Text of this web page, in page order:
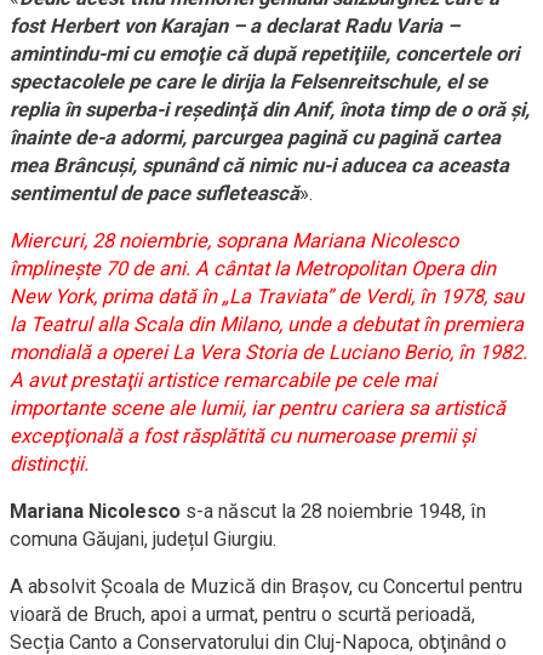
fost Herbert von Karajan – a declarat Radu Varia –
amintindu-mi cu emoţie că după repetiţiile, concertele ori
spectacolele pe care le dirija la Felsenreitschule, el se
replia în superba-i reşedinţă din Anif, înota timp de o oră şi,
înainte de-a adormi, parcurgea pagină cu pagină cartea
mea Brâncuşi, spunând că nimic nu-i aducea ca aceasta
sentimentul de pace sufletească».
Miercuri, 28 noiembrie, soprana Mariana Nicolesco
împlineşte 70 de ani. A cântat la Metropolitan Opera din
New York, prima dată în „La Traviata” de Verdi, în 1978, sau
la Teatrul alla Scala din Milano, unde a debutat în premiera
mondială a operei La Vera Storia de Luciano Berio, în 1982.
A avut prestaţii artistice remarcabile pe cele mai
importante scene ale lumii, iar pentru cariera sa artistică
excepţională a fost răsplătită cu numeroase premii şi
distincţii.
Mariana Nicolesco s-a născut la 28 noiembrie 1948, în
comuna Găujani, județul Giurgiu.
A absolvit Școala de Muzică din Brașov, cu Concertul pentru
vioară de Bruch, apoi a urmat, pentru o scurtă perioadă,
Secția Canto a Conservatorului din Cluj-Napoca, obţinând o